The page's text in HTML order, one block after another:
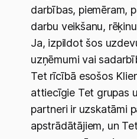
darbības, piemēram,
darbu veikšanu,
Ja, izpildot šos
uzņēmumi vai
Tet rīcībā esošos
attiecīgie Tet grupas
partneri ir uzskatāmi
apstrādātājiem, un